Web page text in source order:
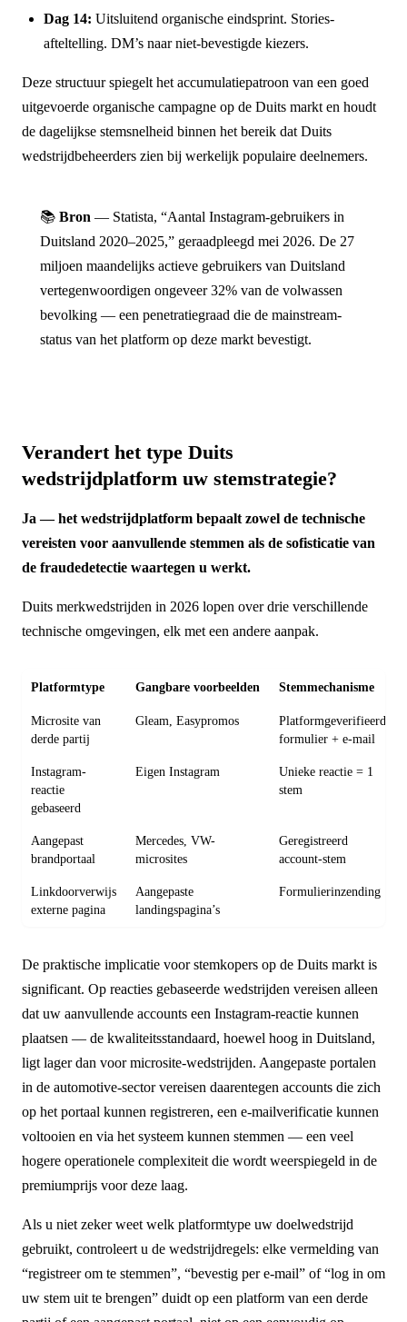
Dag 14: Uitsluitend organische eindsprint. Stories-
afteltelling. DM’s naar niet-bevestigde kiezers.
Deze structuur spiegelt het accumulatiepatroon van een goed
uitgevoerde organische campagne op de Duits markt en houdt
de dagelijkse stemsnelheid binnen het bereik dat Duits
wedstrijdbeheerders zien bij werkelijk populaire deelnemers.
📚 Bron — Statista, “Aantal Instagram-gebruikers in
Duitsland 2020–2025,” geraadpleegd mei 2026. De 27
miljoen maandelijks actieve gebruikers van Duitsland
vertegenwoordigen ongeveer 32% van de volwassen
bevolking — een penetratiegraad die de mainstream-
status van het platform op deze markt bevestigt.
Verandert het type Duits
wedstrijdplatform uw stemstrategie?
Ja — het wedstrijdplatform bepaalt zowel de technische
vereisten voor aanvullende stemmen als de sofisticatie van
de fraudedetectie waartegen u werkt.
Duits merkwedstrijden in 2026 lopen over drie verschillende
technische omgevingen, elk met een andere aanpak.
Platformtype Gangbare voorbeelden Stemmechanisme
Microsite van
derde partij
Gleam, Easypromos
Platformgeverifieerd
formulier + e-mail
Instagram-
reactie
gebaseerd
Eigen Instagram
Unieke reactie = 1
stem
Aangepast
brandportaal
Mercedes, VW-
microsites
Geregistreerd
account-stem
Linkdoorverwijs
externe pagina
Aangepaste
landingspagina’s
Formulierinzending
De praktische implicatie voor stemkopers op de Duits markt is
significant. Op reacties gebaseerde wedstrijden vereisen alleen
dat uw aanvullende accounts een Instagram-reactie kunnen
plaatsen — de kwaliteitsstandaard, hoewel hoog in Duitsland,
ligt lager dan voor microsite-wedstrijden. Aangepaste portalen
in de automotive-sector vereisen daarentegen accounts die zich
op het portaal kunnen registreren, een e-mailverificatie kunnen
voltooien en via het systeem kunnen stemmen — een veel
hogere operationele complexiteit die wordt weerspiegeld in de
premiumprijs voor deze laag.
Als u niet zeker weet welk platformtype uw doelwedstrijd
gebruikt, controleert u de wedstrijdregels: elke vermelding van
“registreer om te stemmen”, “bevestig per e-mail” of “log in om
uw stem uit te brengen” duidt op een platform van een derde